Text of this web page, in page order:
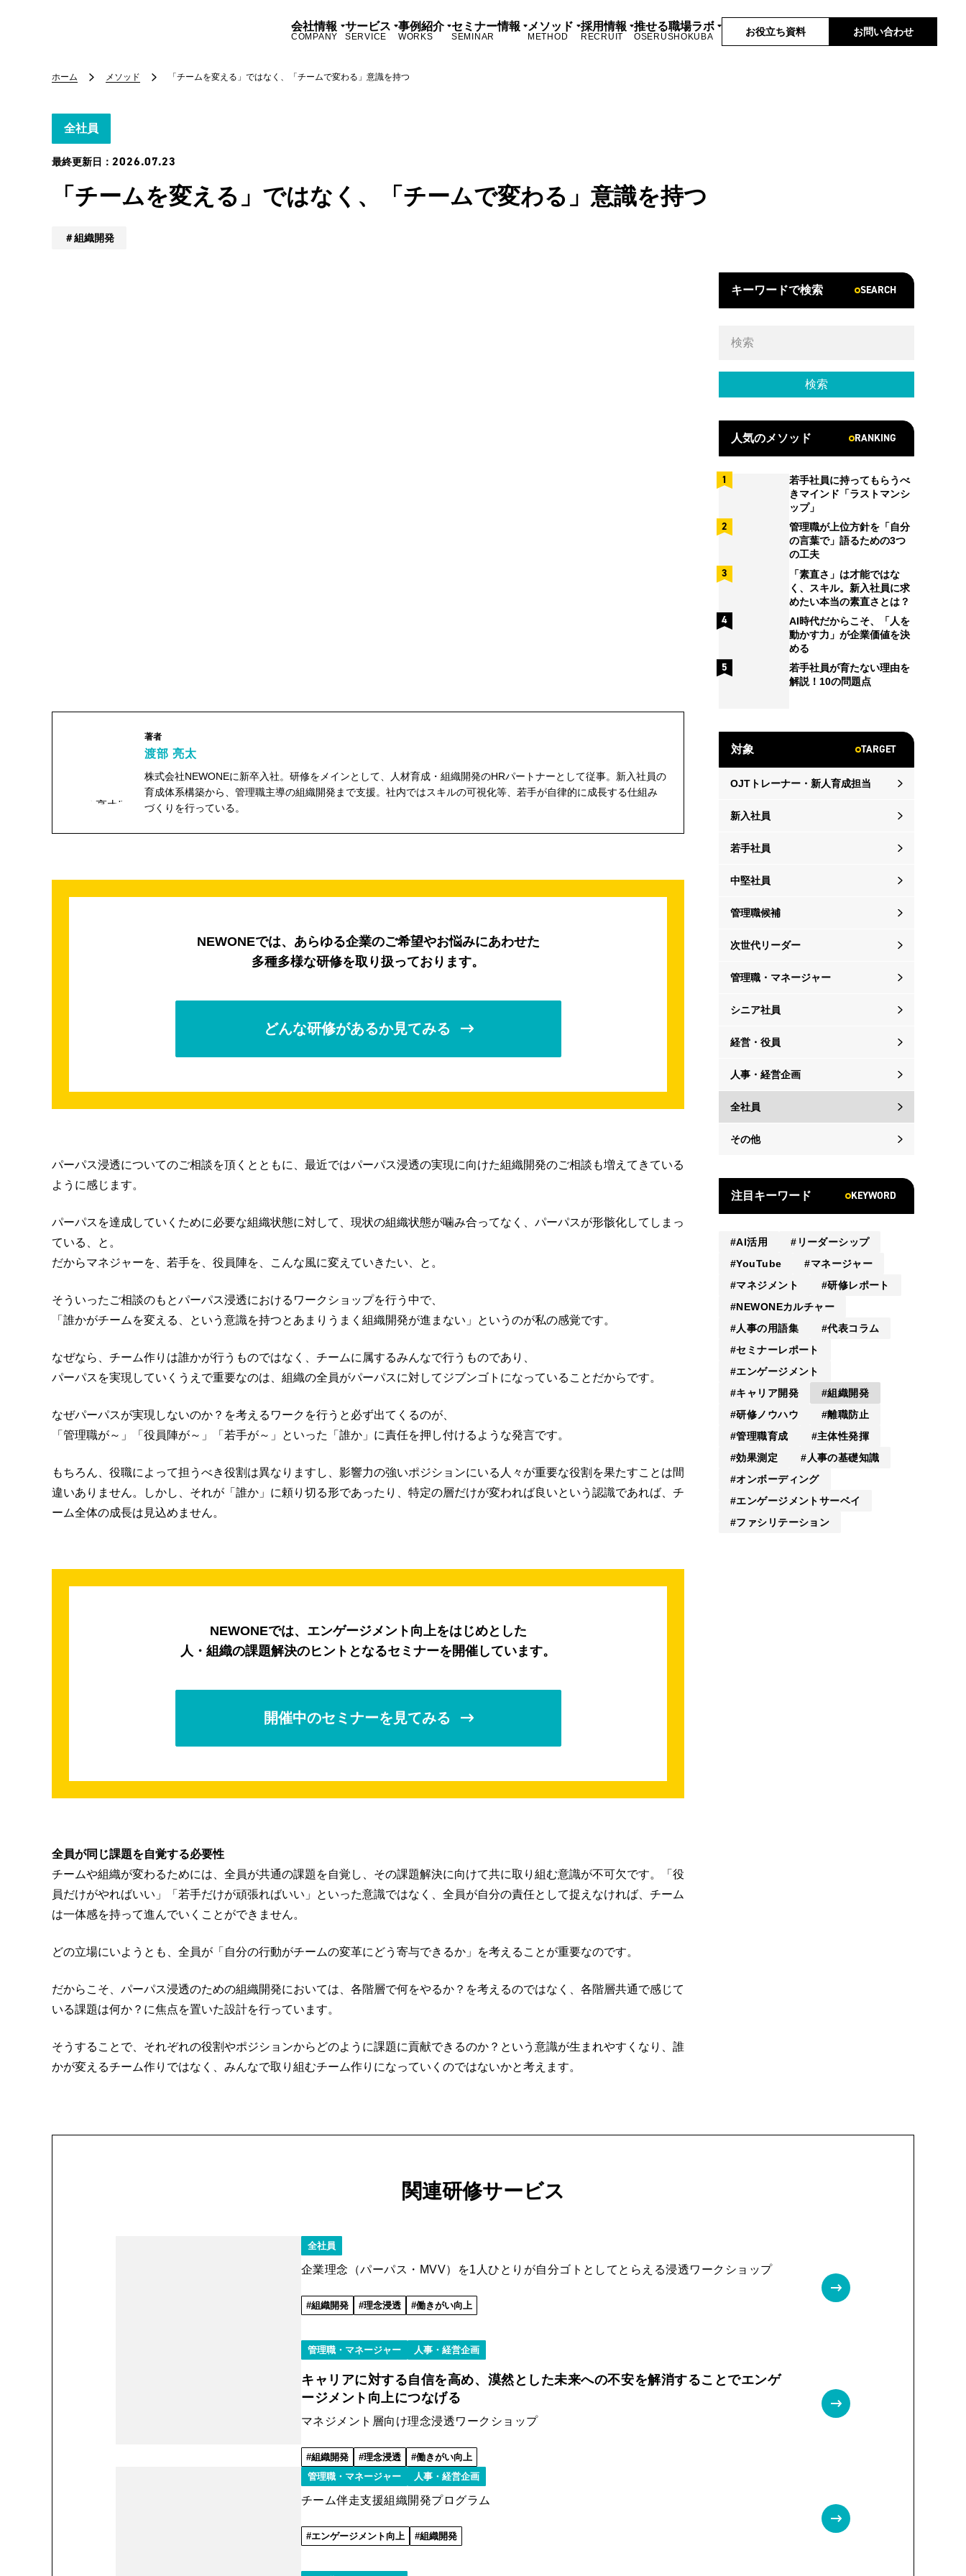
会社情報
COMPANY
サービス
SERVICE
事例紹介
WORKS
セミナー情報
SEMINAR
メソッド
METHOD
採用情報
RECRUIT
推せる職場ラボ
OSERUSHOKUBA お役立ち資料 お問い合わせ
ホーム メソッド 「チームを変える」ではなく、「チームで変わる」意識を持つ
全社員
最終更新日： 2026.07.23
「チームを変える」ではなく、「チームで変わる」意識を持つ
組織開発
渡部 亮太"
著者
渡部 亮太
株式会社NEWONEに新卒入社。研修をメインとして、人材育成・組織開発のHRパートナーとして従事。新入社員の
育成体系構築から、管理職主導の組織開発まで支援。社内ではスキルの可視化等、若手が自律的に成長する仕組み
づくりを行っている。
NEWONEでは、あらゆる企業のご希望やお悩みにあわせた
多種多様な研修を取り扱っております。
どんな研修があるか見てみる
パーパス浸透についてのご相談を頂くとともに、最近ではパーパス浸透の実現に向けた組織開発のご相談も増えてきている
ように感じます。
パーパスを達成していくために必要な組織状態に対して、現状の組織状態が噛み合ってなく、パーパスが形骸化してしまっ
ている、と。
だからマネジャーを、若手を、役員陣を、こんな風に変えていきたい、と。
そういったご相談のもとパーパス浸透におけるワークショップを行う中で、
「誰かがチームを変える、という意識を持つとあまりうまく組織開発が進まない」というのが私の感覚です。
なぜなら、チーム作りは誰かが行うものではなく、チームに属するみんなで行うものであり、
パーパスを実現していくうえで重要なのは、組織の全員がパーパスに対してジブンゴトになっていることだからです。
なぜパーパスが実現しないのか？を考えるワークを行うと必ず出てくるのが、
「管理職が～」「役員陣が～」「若手が～」といった「誰か」に責任を押し付けるような発言です。
もちろん、役職によって担うべき役割は異なりますし、影響力の強いポジションにいる人々が重要な役割を果たすことは間
違いありません。しかし、それが「誰か」に頼り切る形であったり、特定の層だけが変われば良いという認識であれば、チ
ーム全体の成長は見込めません。
NEWONEでは、エンゲージメント向上をはじめとした
人・組織の課題解決のヒントとなるセミナーを開催しています。
開催中のセミナーを見てみる
全員が同じ課題を自覚する必要性
チームや組織が変わるためには、全員が共通の課題を自覚し、その課題解決に向けて共に取り組む意識が不可欠です。「役
員だけがやればいい」「若手だけが頑張ればいい」といった意識ではなく、全員が自分の責任として捉えなければ、チーム
は一体感を持って進んでいくことができません。
どの立場にいようとも、全員が「自分の行動がチームの変革にどう寄与できるか」を考えることが重要なのです。
だからこそ、パーパス浸透のための組織開発においては、各階層で何をやるか？を考えるのではなく、各階層共通で感じて
いる課題は何か？に焦点を置いた設計を行っています。
そうすることで、それぞれの役割やポジションからどのように課題に貢献できるのか？という意識が生まれやすくなり、誰
かが変えるチーム作りではなく、みんなで取り組むチーム作りになっていくのではないかと考えます。
キーワードで検索 SEARCH
人気のメソッド RANKING
若手社員に持ってもらうべ
きマインド「ラストマンシ
ップ」
管理職が上位方針を「自分
の言葉で」語るための3つ
の工夫
「素直さ」は才能ではな
く、スキル。新入社員に求
めたい本当の素直さとは？
AI時代だからこそ、「人を
動かす力」が企業価値を決
める
若手社員が育たない理由を
解説！10の問題点
対象 TARGET
OJTトレーナー・新人育成担当
新入社員
若手社員
中堅社員
管理職候補
次世代リーダー
管理職・マネージャー
シニア社員
経営・役員
人事・経営企画
全社員
その他
注目キーワード KEYWORD
AI活用
リーダーシップ
YouTube
マネージャー
マネジメント
研修レポート
NEWONEカルチャー
人事の用語集
代表コラム
セミナーレポート
エンゲージメント
キャリア開発
組織開発
研修ノウハウ
離職防止
管理職育成
主体性発揮
効果測定
人事の基礎知識
オンボーディング
エンゲージメントサーベイ
ファシリテーション
関連研修サービス
全社員
企業理念（パーパス・MVV）を1人ひとりが自分ゴトとしてとらえる浸透ワークショップ
組織開発 理念浸透 働きがい向上
管理職・マネージャー 人事・経営企画
キャリアに対する自信を高め、漠然とした未来への不安を解消することでエンゲ
ージメント向上につなげる
マネジメント層向け理念浸透ワークショップ
組織開発 理念浸透
働きがい向上
管理職・マネージャー
人事・経営企画
チーム伴走支援組織開発プログラム
エンゲージメント向上 組織開発